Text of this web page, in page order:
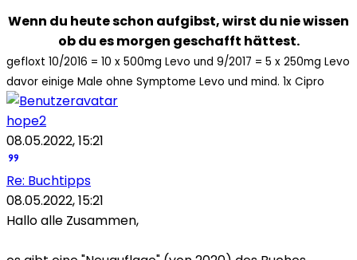
Wenn du heute schon aufgibst, wirst du nie wissen
ob du es morgen geschafft hättest.
gefloxt 10/2016 = 10 x 500mg Levo und 9/2017 = 5 x 250mg Levo
davor einige Male ohne Symptome Levo und mind. 1x Cipro
hope2
08.05.2022, 15:21
Re: Buchtipps
08.05.2022, 15:21
Hallo alle Zusammen,